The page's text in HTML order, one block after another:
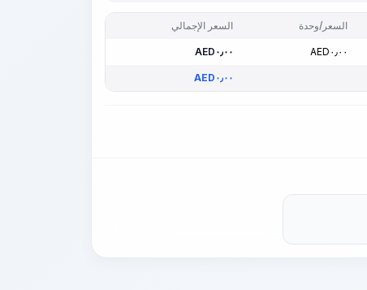
السعر/وحدة السعر الإجمالي
AED ٠٫٠٠ AED ٠٫٠٠
AED ٠٫٠٠